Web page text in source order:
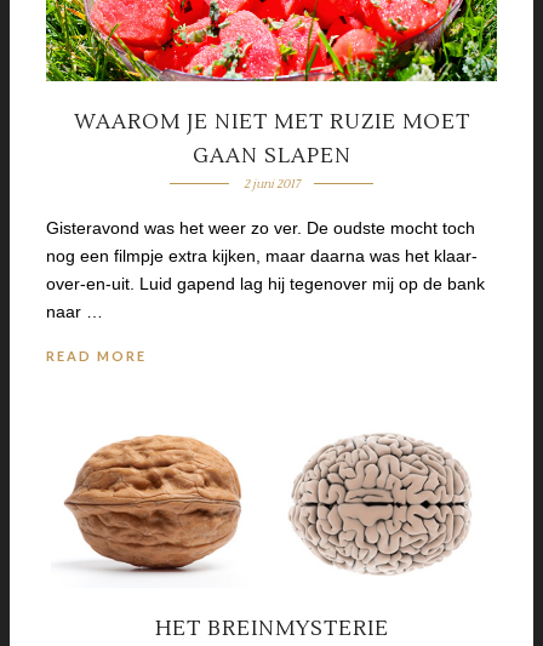
WAAROM JE NIET MET RUZIE MOET
GAAN SLAPEN
2 juni 2017
Gisteravond was het weer zo ver. De oudste mocht toch
nog een filmpje extra kijken, maar daarna was het klaar-
over-en-uit. Luid gapend lag hij tegenover mij op de bank
naar …
READ MORE
HET BREINMYSTERIE